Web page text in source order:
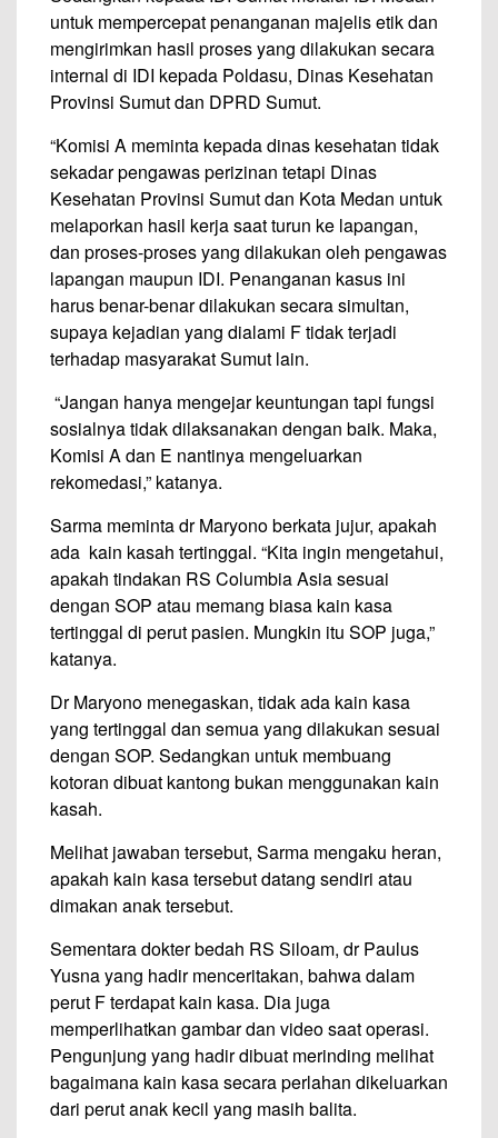
untuk mempercepat penanganan majelis etik dan
mengirimkan hasil proses yang dilakukan secara
internal di IDI kepada Poldasu, Dinas Kesehatan
Provinsi Sumut dan DPRD Sumut.
“Komisi A meminta kepada dinas kesehatan tidak
sekadar pengawas perizinan tetapi Dinas
Kesehatan Provinsi Sumut dan Kota Medan untuk
melaporkan hasil kerja saat turun ke lapangan,
dan proses-proses yang dilakukan oleh pengawas
lapangan maupun IDI. Penanganan kasus ini
harus benar-benar dilakukan secara simultan,
supaya kejadian yang dialami F tidak terjadi
terhadap masyarakat Sumut lain.
“Jangan hanya mengejar keuntungan tapi fungsi
sosialnya tidak dilaksanakan dengan baik. Maka,
Komisi A dan E nantinya mengeluarkan
rekomedasi,” katanya.
Sarma meminta dr Maryono berkata jujur, apakah
ada kain kasah tertinggal. “Kita ingin mengetahui,
apakah tindakan RS Columbia Asia sesuai
dengan SOP atau memang biasa kain kasa
tertinggal di perut pasien. Mungkin itu SOP juga,”
katanya.
Dr Maryono menegaskan, tidak ada kain kasa
yang tertinggal dan semua yang dilakukan sesuai
dengan SOP. Sedangkan untuk membuang
kotoran dibuat kantong bukan menggunakan kain
kasah.
Melihat jawaban tersebut, Sarma mengaku heran,
apakah kain kasa tersebut datang sendiri atau
dimakan anak tersebut.
Sementara dokter bedah RS Siloam, dr Paulus
Yusna yang hadir menceritakan, bahwa dalam
perut F terdapat kain kasa. Dia juga
memperlihatkan gambar dan video saat operasi.
Pengunjung yang hadir dibuat merinding melihat
bagaimana kain kasa secara perlahan dikeluarkan
dari perut anak kecil yang masih balita.